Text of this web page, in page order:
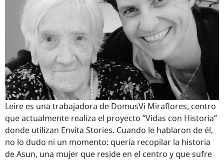
Leire es una trabajadora de DomusVi Miraflores, centro
que actualmente realiza el proyecto “Vidas con Historia”
donde utilizan Envita Stories. Cuando le hablaron de él,
no lo dudo ni un momento: quería recopilar la historia
de Asun, una mujer que reside en el centro y que sufre